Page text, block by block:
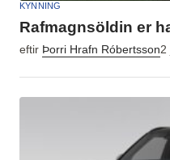
KYNNING
Rafmagnsöldin er
eftir Þorri Hrafn Róbertsson2